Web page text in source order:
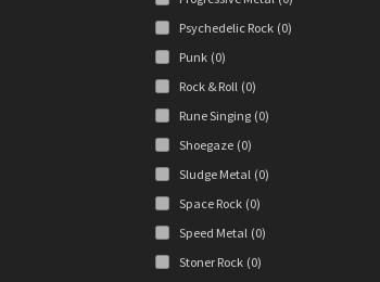
Psychedelic Rock (0)
Punk (0)
Rock & Roll (0)
Rune Singing (0)
Shoegaze (0)
Sludge Metal (0)
Space Rock (0)
Speed Metal (0)
Stoner Rock (0)